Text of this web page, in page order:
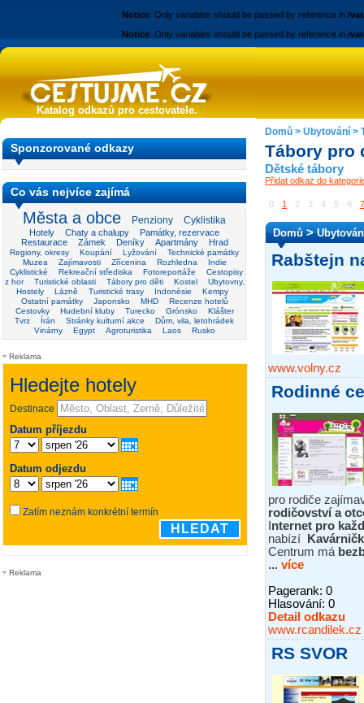
Notice: Only variables should be passed by reference in /
Notice: Only variables should be passed by reference in /
Katalog odkazů pro cestovatele.
Sponzorované odkazy
Co vás nejvíce zajímá
Města a obce Penziony Cyklistika
Hotely Chaty a chalupy
Památky, rezervace
Restaurace
Zámek Deníky Apartmány Hrad
Regiony, okresy Koupání Lyžování
Technické památky
Muzea
Zajímavosti Zřícenina Rozhledna
Indie
Cyklistické
Rekreační střediska Fotoreportáže
Cestopisy
z hor
Turistické oblasti Tábory pro děti Kostel
Ubytovny,
Hostely
Lázně Turistické trasy Indonésie
Kempy
Ostatní památky
Japonsko MHD
Recenze hotelů
Cestovky
Hudební kluby Turecko Grónsko
Klášter
Tvrz
Írán Stránky kulturní akce
Dům, vila, letohrádek
Vinárny
Egypt Agroturistika Laos Rusko
Reklama
Reklama
Domů > Ubytování >
Tábory pro
Dětské tábory
Přidat odkaz do
0 1 2 3 4 5 6 7
Domů>
Rabštejn
www.volny.cz
Rodinné
pro rodiče
rodičovství a
nternet pro
nabízí
Centrum má
... více
Pagerank: 0
Hlasování: 0
Detail odkazu
www.rcandilek.cz
RS SVOR